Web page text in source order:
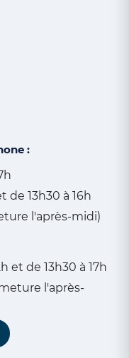
:
de 13h30 à 16h
l'après-midi)
et de 13h30 à 17h
l'après-